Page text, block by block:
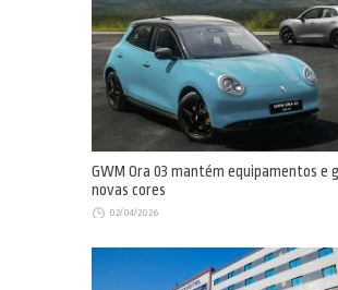
GWM Ora 03 mantém equipamentos e
novas cores
02/04/2026